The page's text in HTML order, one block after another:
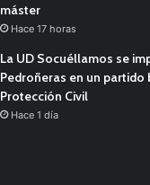
máster
Hace 17 horas
La UD Socuéllamos se
Pedroñeras en un
Protección Civil
Hace 1 día